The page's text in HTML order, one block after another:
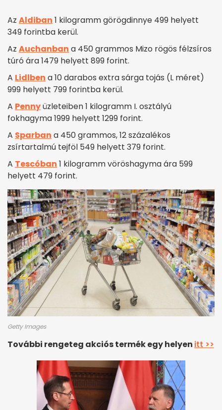
Az Aldiban 1 kilogramm görögdinnye 499 helyett
349 forintba kerül.
Az Auchanban a 450 grammos Mizo rögös félzsíros
túró ára 1479 helyett 899 forint.
A Lidlben a 10 darabos extra sárga tojás (L méret)
999 helyett 799 forintba kerül.
A Pennyüzleteiben 1 kilogramm I. osztályú
fokhagyma 1999 helyett 1299 forint.
A Sparban a 450 grammos, 12 százalékos
zsírtartalmú tejföl 549 helyett 379 forint.
A Tescóban 1 kilogramm vöröshagyma ára 599
helyett 479 forint.
Getty Images
További rengeteg akciós termék egy helyen itt >>